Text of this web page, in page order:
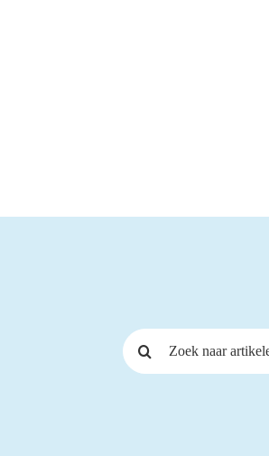
Zoeken naar: